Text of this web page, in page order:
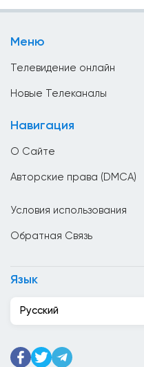
Гаити
Гонк Конг
Меню
Телевидение онлайн
Новые Телеканалы
Навигация
О Сайте
Авторские права (DMCA)
Условия использования
Обратная Связь
Язык
Русский